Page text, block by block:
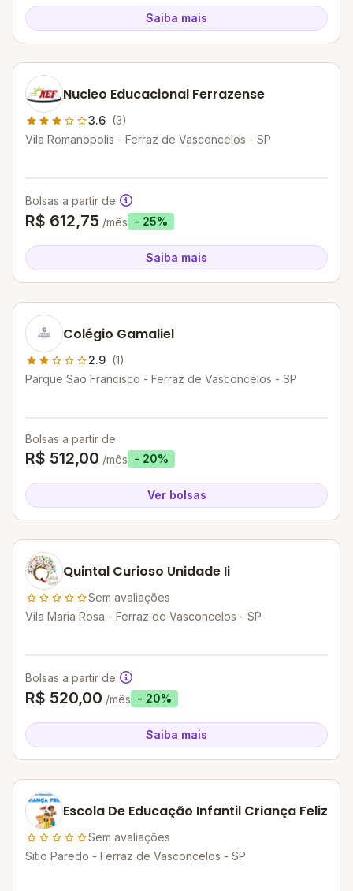
Saiba mais
Nucleo Educacional Ferrazense
3.6 (3)
Vila Romanopolis - Ferraz de Vasconcelos - SP
Bolsas a partir de:
R$ 612,75 /mês - 25%
Saiba mais
Colégio Gamaliel
2.9 (1)
Parque Sao Francisco - Ferraz de Vasconcelos - SP
Bolsas a partir de:
R$ 512,00 /mês - 20%
Ver bolsas
Quintal Curioso Unidade Ii
Sem avaliações
Vila Maria Rosa - Ferraz de Vasconcelos - SP
Bolsas a partir de:
R$ 520,00 /mês - 20%
Saiba mais
Escola De Educação Infantil Criança Feliz
Sem avaliações
Sitio Paredo - Ferraz de Vasconcelos - SP